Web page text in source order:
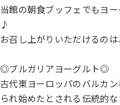
当館の朝食ブッフェでもヨ
♪
お召し上がりいただけるの
◎ブルガリアヨーグルト◎
古代東ヨーロッパのバルカ
られ始めたとされる伝統的